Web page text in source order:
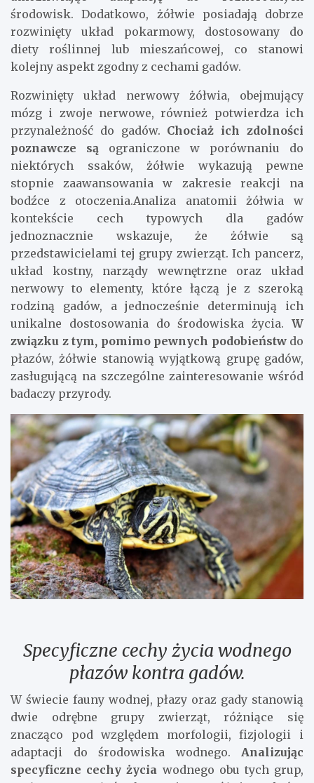
środowisk. Dodatkowo, żółwie posiadają dobrze
rozwinięty układ pokarmowy, dostosowany do
diety roślinnej lub mieszańcowej, co stanowi
kolejny aspekt zgodny z cechami gadów.
Rozwinięty układ nerwowy żółwia, obejmujący
mózg i zwoje nerwowe, również potwierdza ich
przynależność do gadów. Chociaż ich zdolności
poznawcze są ograniczone w porównaniu do
niektórych ssaków, żółwie wykazują pewne
stopnie zaawansowania w zakresie reakcji na
bodźce z otoczenia.Analiza anatomii żółwia w
kontekście cech typowych dla gadów
jednoznacznie wskazuje, że żółwie są
przedstawicielami tej grupy zwierząt. Ich pancerz,
układ kostny, narządy wewnętrzne oraz układ
nerwowy to elementy, które łączą je z szeroką
rodziną gadów, a jednocześnie determinują ich
unikalne dostosowania do środowiska życia. W
związku z tym, pomimo pewnych podobieństwdo
płazów, żółwie stanowią wyjątkową grupę gadów,
zasługującą na szczególne zainteresowanie wśród
badaczy przyrody.
Specyficzne cechy życia wodnego
płazów kontra gadów.
W świecie fauny wodnej, płazy oraz gady stanowią
dwie odrębne grupy zwierząt, różniące się
znacząco pod względem morfologii, fizjologii i
adaptacji do środowiska wodnego. Analizując
specyficzne cechy życia wodnego obu tych grup,